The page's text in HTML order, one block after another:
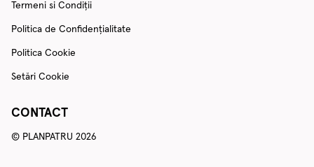
Termeni si Condiții
Politica de Confidențialitate
Politica Cookie
Setări Cookie
CONTACT
© PLANPATRU 2026